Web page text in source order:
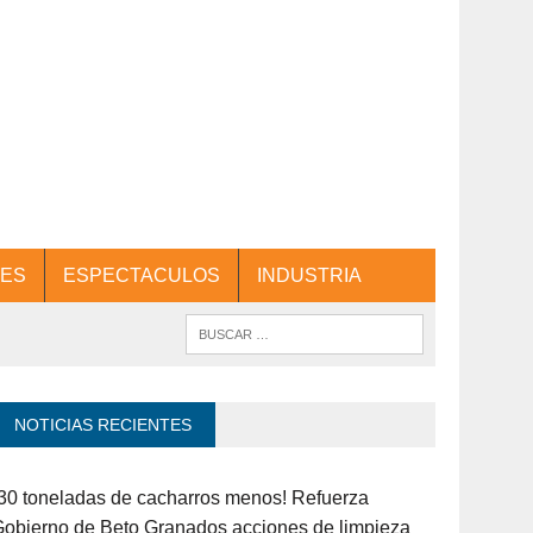
ESPECTACULOS INDUSTRIA
NOTICIAS RECIENTES
toneladas de cacharros menos! Refuerza
de Beto Granados acciones de limpieza